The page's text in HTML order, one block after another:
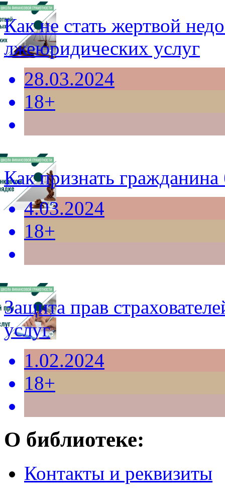
Как не стать жертвой
лжеюридических услуг
28.03.2024
18+
Как признать
4.03.2024
18+
Защита прав
услуг
1.02.2024
18+
О библиотеке:
Контакты и реквизиты